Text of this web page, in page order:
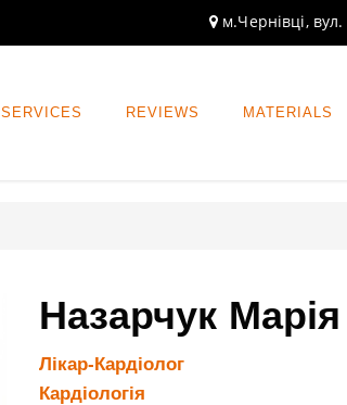
м.Чернівці,
SERVICES REVIEWS MATERIALS
Назарчук Марія
Лікар-Кардіолог
Кардіологія